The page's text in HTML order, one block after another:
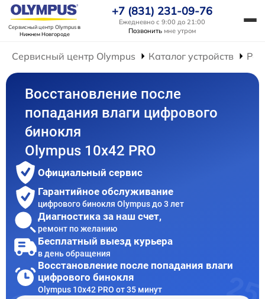
Сервисный центр Olympusв
Нижнем Новгороде
+7 (831) 231-09-76
Ежедневно с 9:00 до 21:00
Позвонить мне утром
Сервисный центр Olympus Каталог устройств
Восстановление после
попадания влаги цифрового
бинокля
Olympus 10x42 PRO
Официальный сервис
Гарантийное обслуживание
цифрового бинокля Olympus до 3 лет
Диагностика за наш счет,
ремонт по желанию
Бесплатный выезд курьера
в день обращения
Восстановление после попадания влаги
цифрового бинокля
Olympus 10x42 PRO от 35 минут